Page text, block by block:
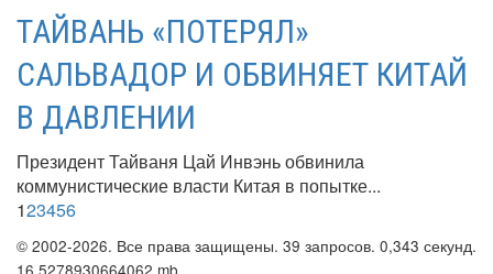
ТАЙВАНЬ «ПОТЕРЯЛ»
САЛЬВАДОР И ОБВИНЯЕТ КИТАЙ
В ДАВЛЕНИИ
Президент Тайваня Цай Инвэнь обвинила
коммунистические власти Китая в попытке...
123456
© 2002-2026. Все права защищены. 39 запросов. 0,343 секунд.
16.5278930664062 mb